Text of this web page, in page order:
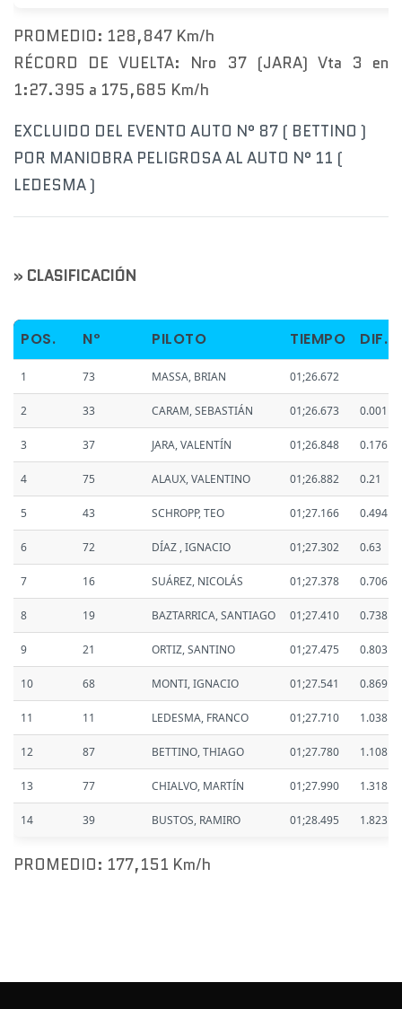
PROMEDIO: 128,847 Km/h
RÉCORD DE VUELTA: Nro 37 (JARA) Vta 3 en
1:27.395 a 175,685 Km/h
EXCLUIDO DEL EVENTO AUTO N° 87 ( BETTINO )
POR MANIOBRA PELIGROSA AL AUTO N° 11 (
LEDESMA )
» CLASIFICACIÓN
POS. Nº PILOTO TIEMPO DIF.
1 73 MASSA, BRIAN 01;26.672
2 33 CARAM, SEBASTIÁN 01;26.673 0.001
3 37 JARA, VALENTÍN 01;26.848 0.176
4 75 ALAUX, VALENTINO 01;26.882 0.21
5 43 SCHROPP, TEO 01;27.166 0.494
6 72 DÍAZ , IGNACIO 01;27.302 0.63
7 16 SUÁREZ, NICOLÁS 01;27.378 0.706
8 19 BAZTARRICA, SANTIAGO 01;27.410 0.738
9 21 ORTIZ, SANTINO 01;27.475 0.803
10 68 MONTI, IGNACIO 01;27.541 0.869
11 11 LEDESMA, FRANCO 01;27.710 1.038
12 87 BETTINO, THIAGO 01;27.780 1.108
13 77 CHIALVO, MARTÍN 01;27.990 1.318
14 39 BUSTOS, RAMIRO 01;28.495 1.823
PROMEDIO: 177,151 Km/h